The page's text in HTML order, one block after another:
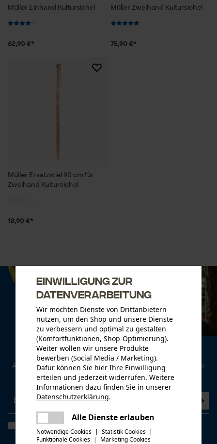
Müller Einhand Kultursichel
62,90 €*
Müller Zweihand Kultursichel
75,90 €*
Müller Ersatzstiel 90 cm für
Zweihand Kultursichel
18,90 €*
Newsletter
Abonnieren Sie den kostenlosen Newsletter und verpassen
Sie keine Neuigkeiten mehr.
Ich habe dieDatenschutzbestimmungen
einverstanden. *
Einwilligung zur
Datenverarbeitung
Wir möchten Dienste von Drittanbietern
nutzen, um den Shop und unsere Dienste
zu verbessern und optimal zu gestalten
(Komfortfunktionen, Shop-Optimierung).
Weiter wollen wir unsere Produkte
bewerben (Social Media / Marketing).
Dafür können Sie hier Ihre Einwilligung
erteilen und jederzeit widerrufen. Weitere
Informationen dazu finden Sie in unserer
Datenschutzerklärung.
Alle Dienste erlauben
Notwendige Cookies | Statistik Cookies |
Funktionale Cookies | Marketing Cookies
Es ist ein Fehler aufgetreten. Bitte
versuchen Sie es erneut.
mail